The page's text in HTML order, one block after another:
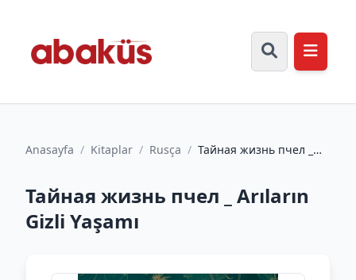
Anasayfa / Kitaplar / Rusça / Тайная жизнь пчел _
Тайная жизнь пчел _ Arıların
Gizli Yaşamı